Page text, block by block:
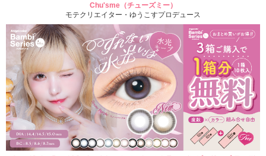
Chu'sme（チューズミー）
モテクリエイター・ゆうこすプロデュース